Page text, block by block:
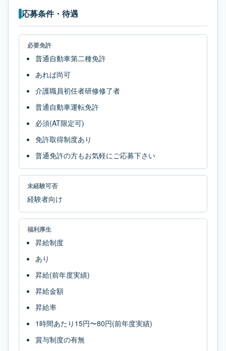
応募条件・待遇
必要免許
普通自動車第二種免許
あれば尚可
介護職員初任者研修修了者
普通自動車運転免許
必須(AT限定可)
免許取得制度あり
普通免許の方もお気軽にご応募下さい
未経験可否
経験者向け
福利厚生
昇給制度
あり
昇給(前年度実績)
昇給金額
昇給率
1時間あたり15円〜80円(前年度実績)
賞与制度の有無